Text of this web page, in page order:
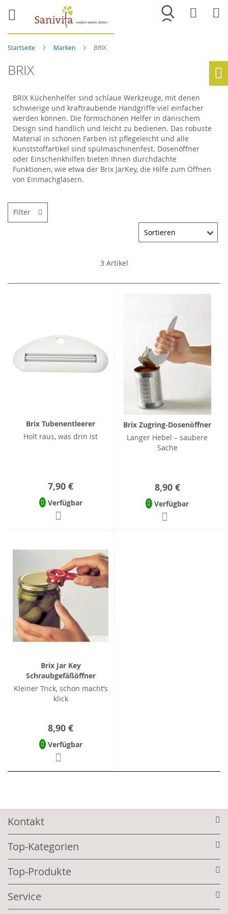
Merkliste
Startseite Marken BRIX
BRIX
BRIX Küchenhelfer sind schlaue Werkzeuge, mit denen
schwierige und kraftraubende Handgriffe viel einfacher
werden können. Die formschönen Helfer in dänischem
Design sind handlich und leicht zu bedienen. Das robuste
Material in schönen Farben ist pflegeleicht und alle
Kunststoffartikel sind spülmaschinenfest. Dosenöffner
oder Einschenkhilfen bieten Ihnen durchdachte
Funktionen, wie etwa der Brix JarKey, die Hilfe zum Öffnen
von Einmachgläsern.
3 Artikel
Brix Tubenentleerer
Holt raus, was drin ist
7,90 €
Verfügbar
Brix Zugring-Dosenöffner
Langer Hebel – saubere
Sache
8,90 €
Verfügbar
Brix Jar Key
Schraubgefäßöffner
Kleiner Trick, schon macht’s
klick
8,90 €
Verfügbar
Filter
Kontakt
Top-Kategorien
Top-Produkte
Service